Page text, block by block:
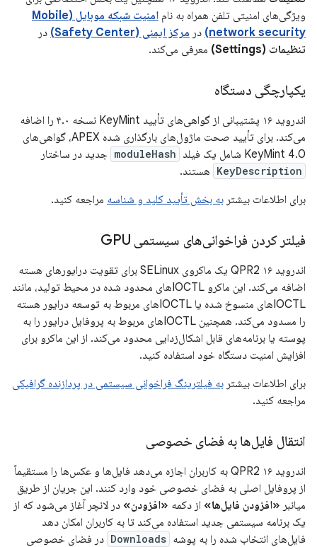
ویژگی‌های امنیتی تلفن همراه به نام
امنیت شبکه موبایل (Mobile
network security) در مرکز ایمنی (Safety Center)
در
تنظیمات (Settings)
معرفی می‌کند.
یکپارچگی دستگاه
اندروید ۱۶ پشتیبانی از گواهی‌های تأیید KeyMint نسخه ۴.۰ را اضافه
می‌کند. برای تأیید صحت ماژول‌های بارگذاری شده APEX، گواهی‌های
KeyMint 4.0 شامل یک فیلد
moduleHash جدید در ساختار
KeyDescription هستند.
برای اطلاعات بیشتر به بخش تأیید کلید و شناسه مراجعه کنید.
فیلتر کردن فراخوانی‌های سیستمی GPU
اندروید ۱۶ QPR2 یک ماکروی SELinux برای تقویت درایورهای هسته
اضافه می‌کند. این ماکرو IOCTLهای محدود شده در محیط تولید، مانند
IOCTLهای منسوخ شده یا IOCTLهای مربوط به توسعه درایور هسته
را مسدود می‌کند. همچنین IOCTLهای مربوط به پروفایل درایور را به
پوسته یا برنامه‌های قابل اشکال‌زدایی محدود می‌کند. از این ماکرو برای
افزایش امنیت دستگاه خود استفاده کنید.
برای اطلاعات بیشتر به فیلترینگ فراخوانی سیستمی در پردازنده گرافیکی
مراجعه کنید.
انتقال فایل‌ها به فضای خصوصی
اندروید ۱۶ QPR2 به کاربران اجازه می‌دهد فایل‌ها و عکس‌ها را مستقیماً
از پروفایل اصلی به فضای خصوصی خود وارد کنند. این جریان از طریق
میانبر «افزودن فایل‌ها» از دکمه «افزودن» در لانچر آغاز می‌شود که از
یک برنامه سیستمی جدید استفاده می‌کند تا به کاربران امکان دهد
فایل‌های انتخاب شده را به پوشه Downloads در فضای خصوصی